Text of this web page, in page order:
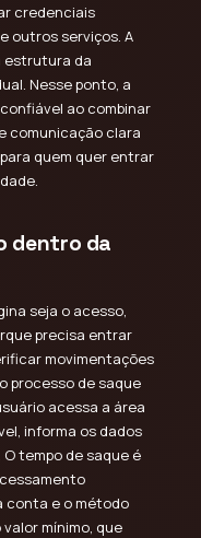
credenciais
outros serviços. A
estrutura da
Nesse ponto, a
ao combinar
comunicação clara
quem quer entrar
dentro da
seja o acesso,
precisa entrar
movimentações
processo de saque
acessa a área
informa os dados
tempo de saque é
conta e o método
mínimo, que